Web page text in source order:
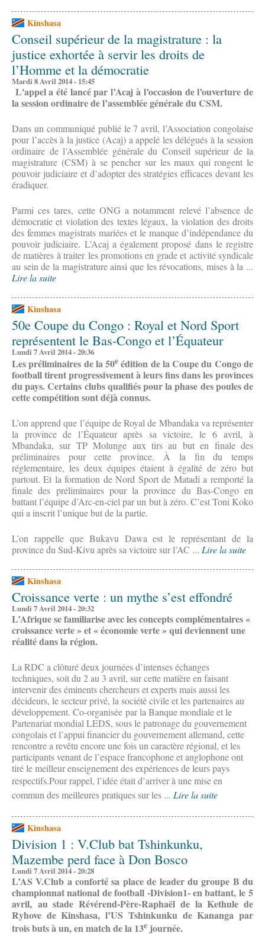
Kinshasa
Conseil supérieur de la magistrature : la
justice exhortée à servir les droits de
l’Homme et la démocratie
Mardi 8 Avril 2014 - 15:45
L'appel a été lancé par l’Acaj à l’occasion de l’ouverture de
la session ordinaire de l’assemblée générale du CSM.
Dans un communiqué publié le 7 avril, l’Association congolaise
pour l’accès à la justice (Acaj) a appelé les délégués à la session
ordinaire de l’Assemblée générale du Conseil supérieur de la
magistrature (CSM) à se pencher sur les maux qui rongent le
pouvoir judiciaire et d’adopter des stratégies efficaces devant les
éradiquer.
Parmi ces tares, cette ONG a notamment relevé l’absence de
démocratie et violation des textes légaux, la violation des droits
des femmes magistrats mariées et le manque d’indépendance du
pouvoir judiciaire. L’Acaj a également proposé dans le registre
de matières à traiter les promotions en grade et activité syndicale
au sein de la magistrature ainsi que les révocations, mises à la ...
Lire la suite
Kinshasa
50e Coupe du Congo : Royal et Nord Sport
représentent le Bas-Congo et l’Équateur
Lundi 7 Avril 2014 - 20:36
Les préliminaires de la 50e édition de la Coupe du Congo de
football tirent progressivement à leurs fins dans les provinces
du pays. Certains clubs qualifiés pour la phase des poules de
cette compétition sont déjà connus.
L’on apprend que l’équipe de Royal de Mbandaka va représenter
la province de l’Équateur après sa victoire, le 6 avril, à
Mbandaka, sur TP Molunge aux tirs au but en finale des
préliminaires pour cette province. À la fin du temps
réglementaire, les deux équipes étaient à égalité de zéro but
partout. Et la formation de Nord Sport de Matadi a remporté la
finale des préliminaires pour la province du Bas-Congo en
battant l’équipe d’Arc-en-ciel par un but à zéro. C’est Toni Koko
qui a inscrit l’unique but de la partie.
L’on rappelle que Bukavu Dawa est le représentant de la
province du Sud-Kivu après sa victoire sur l’AC ... Lire la suite
Kinshasa
Croissance verte : un mythe s’est effondré
Lundi 7 Avril 2014 - 20:32
L’Afrique se familiarise avec les concepts complémentaires «
croissance verte » et « économie verte » qui deviennent une
réalité dans la région.
La RDC a clôturé deux journées d’intenses échanges
techniques, soit du 2 au 3 avril, sur cette matière en faisant
intervenir des éminents chercheurs et experts mais aussi les
décideurs, le secteur privé, la société civile et les partenaires au
développement. Co-organisée par la Banque mondiale et le
Partenariat mondial LEDS, sous le patronage du gouvernement
congolais et l’appui financier du gouvernement allemand, cette
rencontre a revêtu encore une fois un caractère régional, et les
participants venant de l’espace francophone et anglophone ont
tiré le meilleur enseignement des expériences de leurs pays
respectifs.Pour rappel, l’idée était d’arriver à une mise en
commun des meilleures pratiques sur les ... Lire la suite
Kinshasa
Division 1 : V.Club bat Tshinkunku,
Mazembe perd face à Don Bosco
Lundi 7 Avril 2014 - 20:28
L’AS V.Club a conforté sa place de leader du groupe B du
championnat national de football -Division1- en battant, le 5
avril, au stade Révérend-Père-Raphaël de la Kethule de
Ryhove de Kinshasa, l’US Tshinkunku de Kananga par
trois buts à un, en match de la 13e journée.